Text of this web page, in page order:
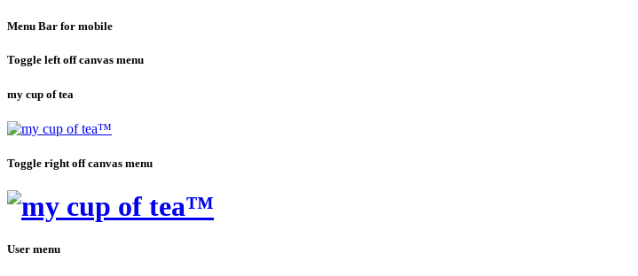
Menu Bar for mobile
Toggle left off canvas menu
my cup of tea
Toggle right off canvas menu
User menu